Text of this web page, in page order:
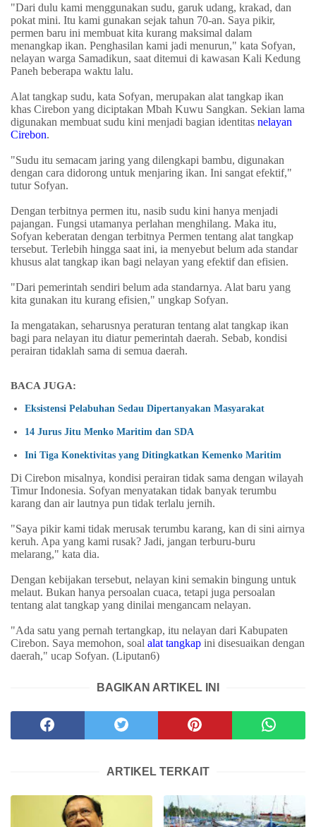
"Dari dulu kami menggunakan sudu, garuk udang, krakad, dan
pokat mini. Itu kami gunakan sejak tahun 70-an. Saya pikir,
permen baru ini membuat kita kurang maksimal dalam
menangkap ikan. Penghasilan kami jadi menurun," kata Sofyan,
nelayan warga Samadikun, saat ditemui di kawasan Kali Kedung
Paneh beberapa waktu lalu.
Alat tangkap sudu, kata Sofyan, merupakan alat tangkap ikan
khas Cirebon yang diciptakan Mbah Kuwu Sangkan. Sekian lama
digunakan membuat sudu kini menjadi bagian identitas nelayan
Cirebon.
"Sudu itu semacam jaring yang dilengkapi bambu, digunakan
dengan cara didorong untuk menjaring ikan. Ini sangat efektif,"
tutur Sofyan.
Dengan terbitnya permen itu, nasib sudu kini hanya menjadi
pajangan. Fungsi utamanya perlahan menghilang. Maka itu,
Sofyan keberatan dengan terbitnya Permen tentang alat tangkap
tersebut. Terlebih hingga saat ini, ia menyebut belum ada standar
khusus alat tangkap ikan bagi nelayan yang efektif dan efisien.
"Dari pemerintah sendiri belum ada standarnya. Alat baru yang
kita gunakan itu kurang efisien," ungkap Sofyan.
Ia mengatakan, seharusnya peraturan tentang alat tangkap ikan
bagi para nelayan itu diatur pemerintah daerah. Sebab, kondisi
perairan tidaklah sama di semua daerah.
BACA JUGA:
Eksistensi Pelabuhan Sedau Dipertanyakan Masyarakat
14 Jurus Jitu Menko Maritim dan SDA
Ini Tiga Konektivitas yang Ditingkatkan Kemenko Maritim
Di Cirebon misalnya, kondisi perairan tidak sama dengan wilayah
Timur Indonesia. Sofyan menyatakan tidak banyak terumbu
karang dan air lautnya pun tidak terlalu jernih.
"Saya pikir kami tidak merusak terumbu karang, kan di sini airnya
keruh. Apa yang kami rusak? Jadi, jangan terburu-buru
melarang," kata dia.
Dengan kebijakan tersebut, nelayan kini semakin bingung untuk
melaut. Bukan hanya persoalan cuaca, tetapi juga persoalan
tentang alat tangkap yang dinilai mengancam nelayan.
"Ada satu yang pernah tertangkap, itu nelayan dari Kabupaten
Cirebon. Saya memohon, soal alat tangkap ini disesuaikan dengan
daerah," ucap Sofyan. (Liputan6)
BAGIKAN ARTIKEL INI
ARTIKEL TERKAIT